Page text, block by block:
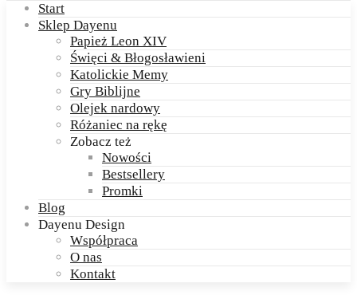
Start
Sklep Dayenu
Papież Leon XIV
Święci & Błogosławieni
Katolickie Memy
Gry Biblijne
Olejek nardowy
Różaniec na rękę
Zobacz też
Nowości
Bestsellery
Promki
Blog
Dayenu Design
Współpraca
O nas
Kontakt